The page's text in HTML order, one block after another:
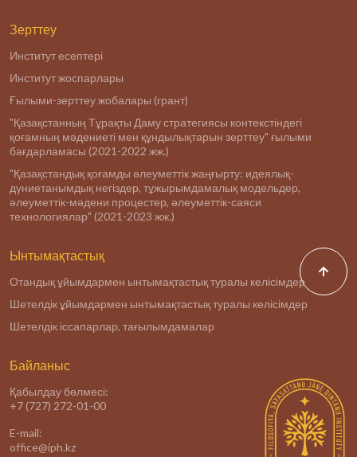
Зерттеу
Институт есептері
Институт жоспарлары
Ғылыми-зерттеу жобалары (грант)
"Қазақстанның Тұрақты Даму стратегиясы контекстіндегі
қоғамның мәдениеті мен құндылықтарын зерттеу" ғылыми
бағдарламасы (2021-2022 жж.)
"Қазақстандық қоғамды әлеуметтік жаңғырту: идеялық-
дүниетанымдық негіздер, тұжырымдамалық модельдер,
әлеуметтік-мәдени процестер, әлеуметтік-саяси
технологиялар" (2021-2023 жж.)
Ынтымақтастық
Отандық ұйымдармен ынтымақтастық туралы келісімдер
Шетелдік ұйымдармен ынтымақтастық туралы келісімдер
Шетелдік іссапарлар, тағылымдамалар
Байланыс
Қабылдау бөлмесі:
+7 (727) 272-01-00
E-mail:
office@iph.kz